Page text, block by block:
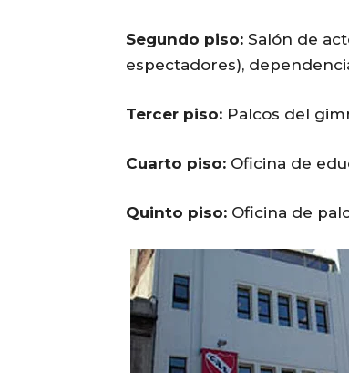
Segundo piso: Salón de
espectadores),
Tercer piso: Palcos del
Cuarto piso: Oficina de
Quinto piso: Oficina de